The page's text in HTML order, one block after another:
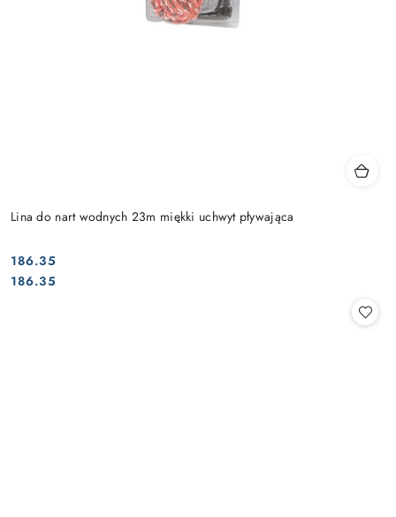
Lina do nart wodnych 23m miękki uchwyt pływająca
Cena:
186.35
Cena:
186.35